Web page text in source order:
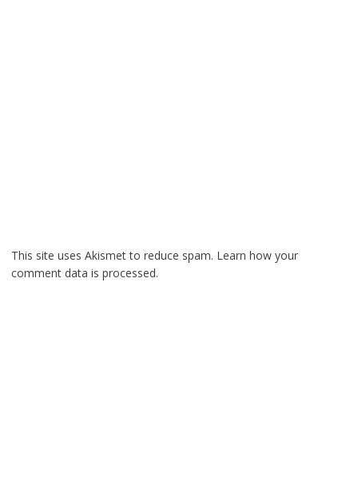
This site uses Akismet to reduce spam. Learn how your
comment data is processed.